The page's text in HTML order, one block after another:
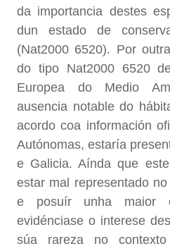
da importancia destes
dun estado de
(Nat2000 6520). Por
do tipo Nat2000 6520
Europea do Medio
ausencia notable do
acordo coa información
Autónomas, estaría
e Galicia. Aínda que
estar mal representado
e posuír unha maior
evidénciase o interese
súa rareza no